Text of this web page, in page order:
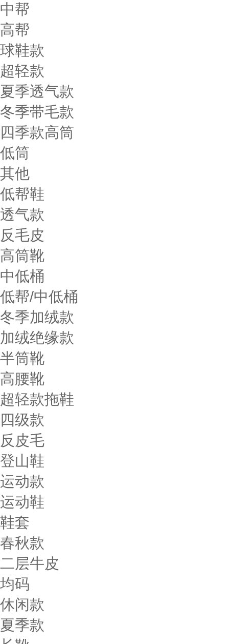
中帮
高帮
球鞋款
超轻款
夏季透气款
冬季带毛款
四季款高筒
低筒
其他
低帮鞋
透气款
反毛皮
高筒靴
中低桶
低帮/中低桶
冬季加绒款
加绒绝缘款
半筒靴
高腰靴
超轻款拖鞋
四级款
反皮毛
登山鞋
运动款
运动鞋
鞋套
春秋款
二层牛皮
均码
休闲款
夏季款